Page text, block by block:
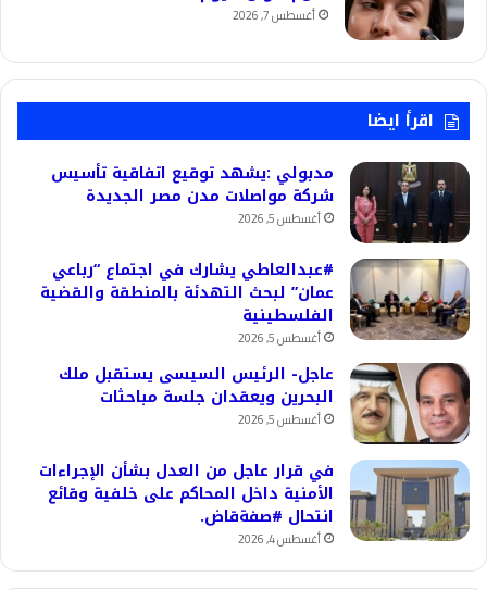
أغسطس 7, 2026
اقرأ ايضا
مدبولي :يشهد توقيع اتفاقية تأسيس
شركة مواصلات مدن مصر الجديدة
أغسطس 5, 2026
#عبدالعاطي يشارك في اجتماع “رباعي
عمان” لبحث التهدئة بالمنطقة والقضية
الفلسطينية
أغسطس 5, 2026
عاجل- الرئيس السيسى يستقبل ملك
البحرين ويعقدان جلسة مباحثات
أغسطس 5, 2026
في قرار عاجل من العدل بشأن الإجراءات
الأمنية داخل المحاكم على خلفية وقائع
انتحال #صفةقاض.
أغسطس 4, 2026